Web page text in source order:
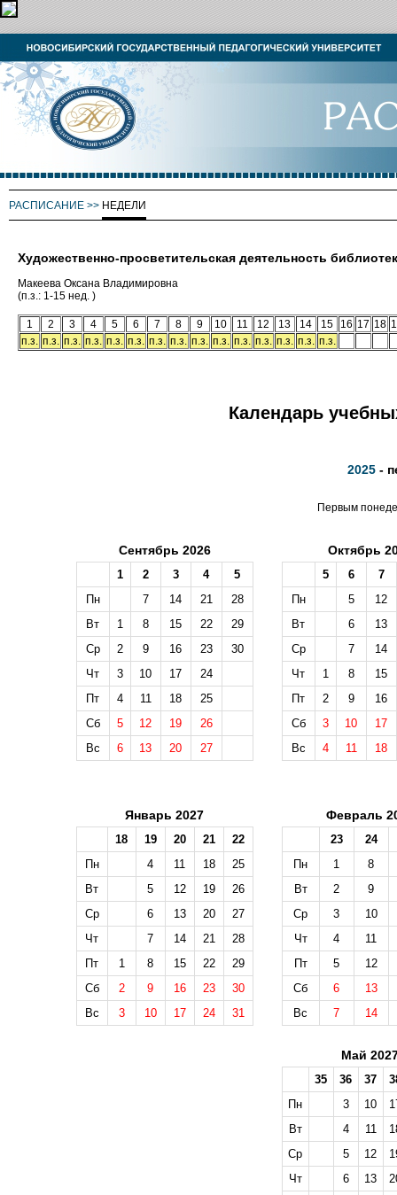
РАСПИСАНИЕ >> НЕДЕЛИ
Художественно-просветительская деятельность библиотек
Макеева Оксана Владимировна
(п.з.: 1-15 нед. )
1 2 3 4 5 6 7 8 9 10 11 12 13 14 15 16 17 18
п.з. п.з. п.з. п.з. п.з. п.з. п.з. п.з. п.з. п.з. п.з. п.з. п.з. п.з. п.з.
Календарь
2025 -
Первым
Сентябрь 2026
1 2 3 4
5
Пн
7 14 21
28
Вт
1 8 15 22
29
Ср
2 9 16 23
30
Чт
3 10 17
24
Пт
4 11 18
25
Сб
5 12 19
26
Вс
6 13 20 27
Октябрь
5 6
7
Пн
5
12
Вт
6
13
Ср
7
14
Чт
1 8
15
Пт
2 9
16
Сб
3 10
17
Вс
4 11 18
Январь 2027
18 19 20 21
22
Пн
4 11 18
25
Вт
5 12 19
26
Ср
6 13 20
27
Чт
7 14 21
28
Пт
1 8 15 22
29
Сб
2 9 16 23
30
Вс
3 10 17 24 31
Февраль
23
24
Пн
1
8
Вт
2
9
Ср
3
10
Чт
4
11
Пт
5
12
Сб
6
13
Вс
7 14
Май
35 36 37
Пн
3 10
Вт
4 11
Ср
5 12
Чт
6 13